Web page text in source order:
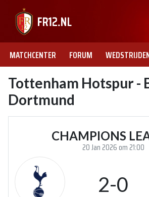
MATCHCENTER FORUM
Tottenham Hotspur -
Dortmund
CHAMPIONS
20 Jan 2026 om 21:00
2-0